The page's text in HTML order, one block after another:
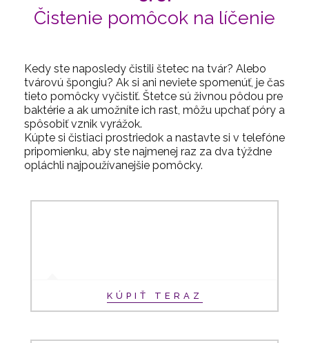
Čistenie pomôcok na líčenie
Kedy ste naposledy čistili štetec na tvár? Alebo
tvárovú špongiu? Ak si ani neviete spomenúť, je čas
tieto pomôcky vyčistiť. Štetce sú živnou pôdou pre
baktérie a ak umožníte ich rast, môžu upchať póry a
spôsobiť vznik vyrážok.
Kúpte si čistiaci prostriedok a nastavte si v telefóne
pripomienku, aby ste najmenej raz za dva týždne
opláchli najpoužívanejšie pomôcky.
KÚPIŤ TERAZ